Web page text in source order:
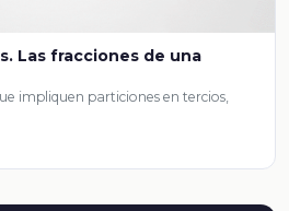
Las fracciones de una
impliquen particiones en tercios,